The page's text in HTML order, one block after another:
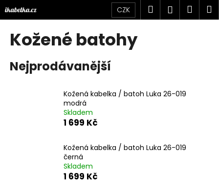
na
obsah
CZK Hledat
Kožené batohy
Nejprodávanější
Kožená kabelka / batoh Luka 26-019
modrá
Skladem
1 699 Kč
Kožená kabelka / batoh Luka 26-019
černá
Skladem
1 699 Kč
K
o
o